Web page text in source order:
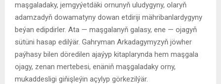
maşgaladaky, jemgyýetdäki ornunyň uludygyny, olaryň
adamzadyň dowamatyny dowan etdiriji mähribanlardygyny
beýan edipdirler. Ata — maşgalanyň galasy, ene — ojagyň
sütüni hasap edilýär. Gahryman Arkadagymyzyň jöwher
paýhasy bilen döredilen ajaýyp kitaplarynda hem maşgala
ojagy, zenan mertebesi, enäniň maşgaladaky orny,
mukaddesligi giňişleýin açylyp görkezilýär.